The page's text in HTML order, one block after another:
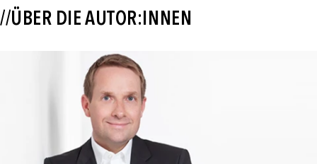
//ÜBER DIE AUTOR:INNEN